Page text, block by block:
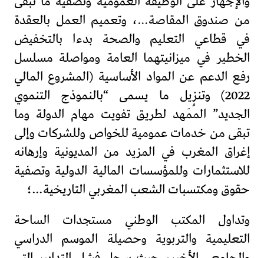
من صندوق المقاصة…، وتعميم العمل بالعقدة
في قطاعي التعليم والصحة بدءا بالتخفيض
الخطير في ميزانيتهما العامة ومواصلة مسلسل
رفع الدعم عن المواد الأساسية (المشروع المالي
2022) وتنزيل ما يسمى “بالنموذج التنموي
الجديد” المُمَهد لطريق تفويت مهام الدولة وما
تبقى من خدمات عمومية للخواص وللشركات وإلى
إغراق المغرب في المزيد من المديونية وإرهانه
للاستثمارات وللمؤسسات المالية الدولية وتصفية
حقوق ومكتسبات الشعب المغربي التاريخية…؛
وتداول المكتب الوطني مستجدات الساحة
التعليمية والتربوية وحصيلة الموسم الدراسي